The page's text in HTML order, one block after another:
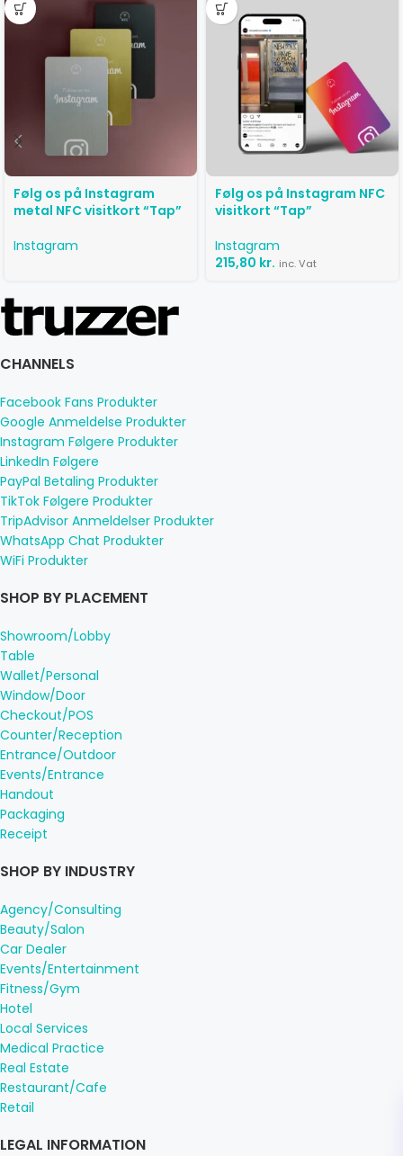
Følg os på Instagram
metal NFC visitkort “Tap”
Instagram
Følg os på Instagram NFC
visitkort “Tap”
Instagram
215,80 kr. inc. Vat
CHANNELS
Facebook Fans Produkter
Google Anmeldelse Produkter
Instagram Følgere Produkter
LinkedIn Følgere
PayPal Betaling Produkter
TikTok Følgere Produkter
TripAdvisor Anmeldelser Produkter
WhatsApp Chat Produkter
WiFi Produkter
SHOP BY PLACEMENT
Showroom/Lobby
Table
Wallet/Personal
Window/Door
Checkout/POS
Counter/Reception
Entrance/Outdoor
Events/Entrance
Handout
Packaging
Receipt
SHOP BY INDUSTRY
Agency/Consulting
Beauty/Salon
Car Dealer
Events/Entertainment
Fitness/Gym
Hotel
Local Services
Medical Practice
Real Estate
Restaurant/Cafe
Retail
LEGAL INFORMATION